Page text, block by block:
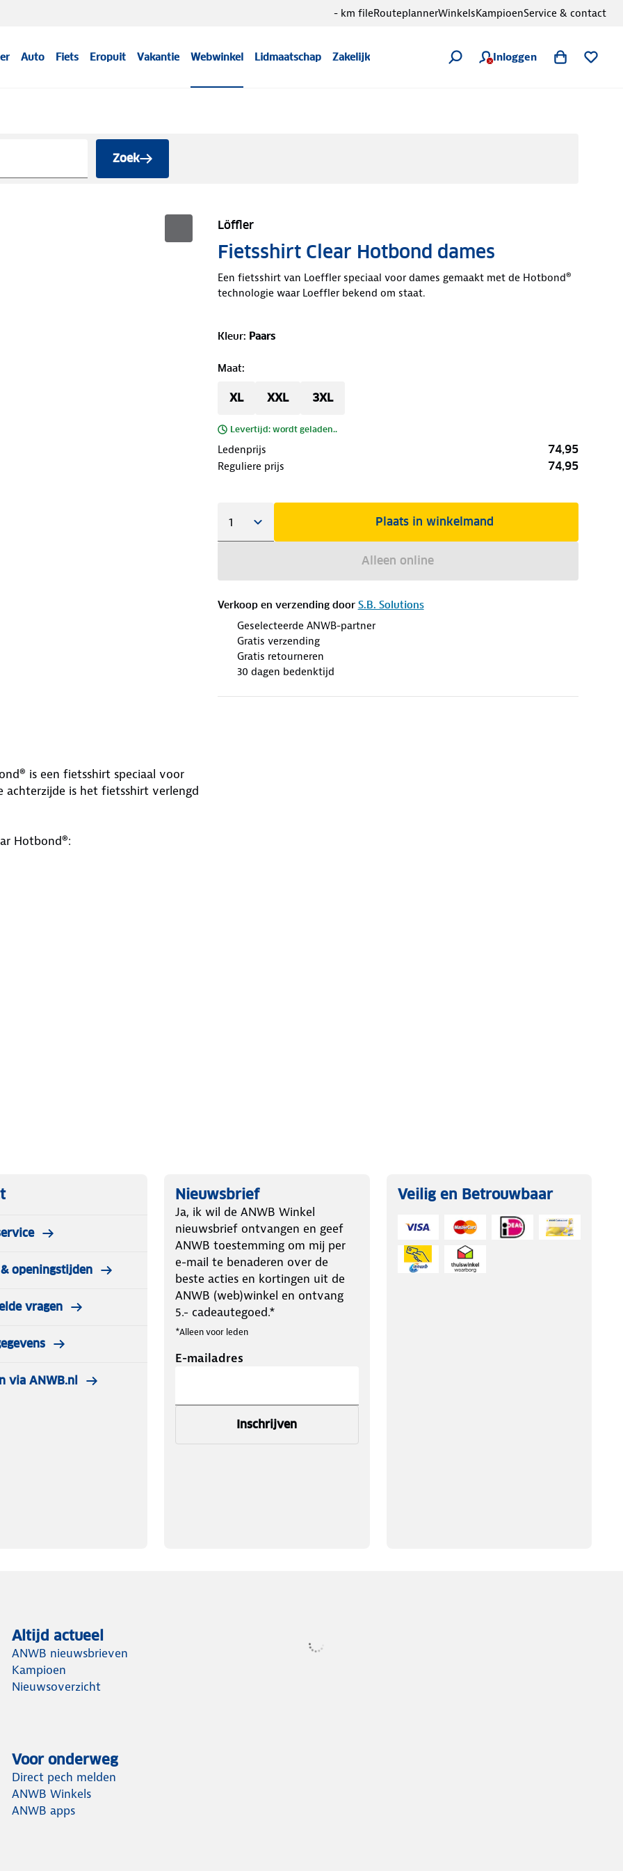
Auto Fiets Eropuit Vakantie Webwinkel Lidmaatschap Zakelijk Inloggen
- km fileRouteplannerWinkelsKampioenService & contact
Zoek
Löffler
Fietsshirt Clear Hotbond dames
Een fietsshirt van Loeffler speciaal voor dames gemaakt met de Hotbond®
technologie waar Loeffler bekend om staat.
Kleur: Paars
Maat:
XL XXL 3XL
Levertijd: wordt geladen..
Ledenprijs 74,95
Reguliere prijs 74,95
Plaats in winkelmand
Alleen online
Verkoop en verzending door S.B. Solutions
Geselecteerde ANWB-partner
Gratis verzending
Gratis retourneren
30 dagen bedenktijd
is een fietsshirt speciaal voor
achterzijde is het fietsshirt verlengd
Hotbond®:
Hotbond® wordt geleverd in de
activiteiten; Multi-elastisch;
in Ried.
Artikelen die zijn gedragen
openingstijden
vragen
via ANWB.nl
Nieuwsbrief
Ja, ik wil de ANWB Winkel
nieuwsbrief ontvangen en geef
ANWB toestemming om mij per
e-mail te benaderen over de
beste acties en kortingen uit de
ANWB (web)winkel en ontvang
5.- cadeautegoed.*
*Alleen voor leden
E-mailadres
Inschrijven
Veilig en Betrouwbaar
Altijd actueel
ANWB nieuwsbrieven
Kampioen
Nieuwsoverzicht
Voor onderweg
Direct pech melden
ANWB Winkels
ANWB apps